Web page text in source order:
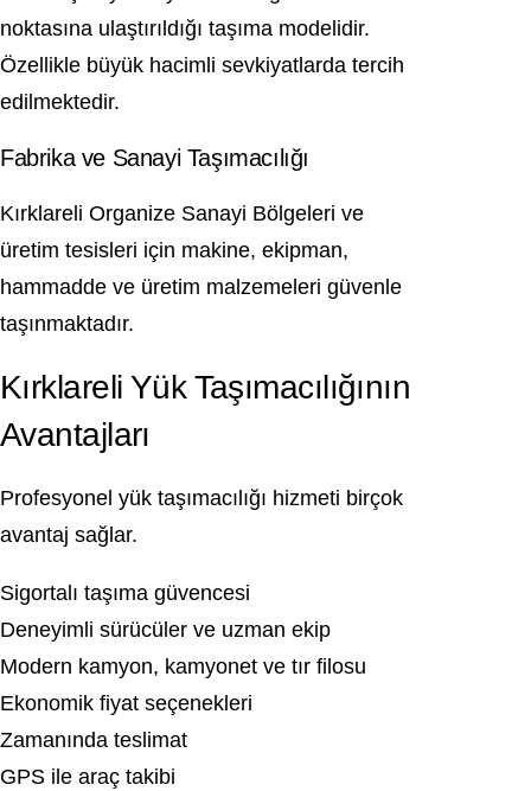
noktasına ulaştırıldığı taşıma modelidir.
Özellikle büyük hacimli sevkiyatlarda tercih
edilmektedir.
Fabrika ve Sanayi Taşımacılığı
Kırklareli Organize Sanayi Bölgeleri ve
üretim tesisleri için makine, ekipman,
hammadde ve üretim malzemeleri güvenle
taşınmaktadır.
Kırklareli Yük Taşımacılığının
Avantajları
Profesyonel yük taşımacılığı hizmeti birçok
avantaj sağlar.
Sigortalı taşıma güvencesi
Deneyimli sürücüler ve uzman ekip
Modern kamyon, kamyonet ve tır filosu
Ekonomik fiyat seçenekleri
Zamanında teslimat
GPS ile araç takibi